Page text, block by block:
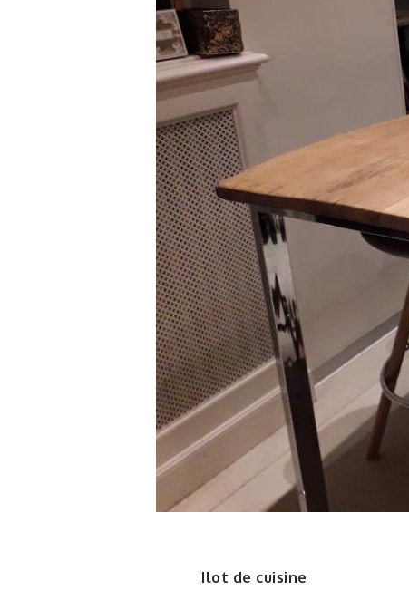
Ilot de cuisine